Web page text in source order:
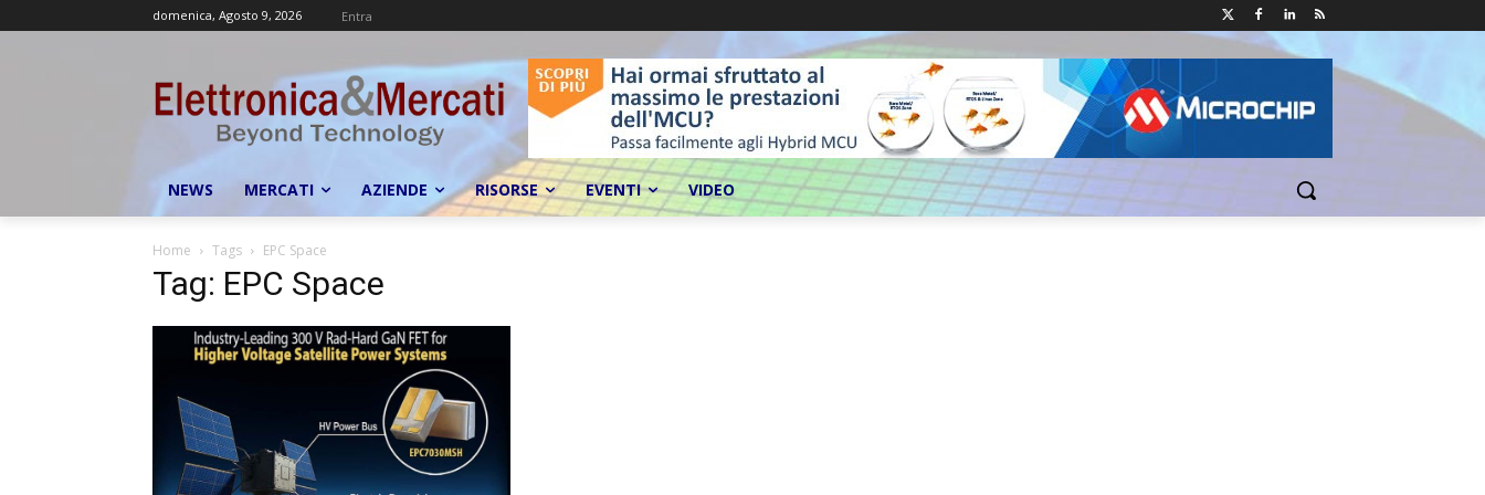
domenica, Agosto 9, 2026 Entra
NEWS MERCATI AZIENDE RISORSE EVENTI VIDEO
Home Tags EPC Space
Tag: EPC Space